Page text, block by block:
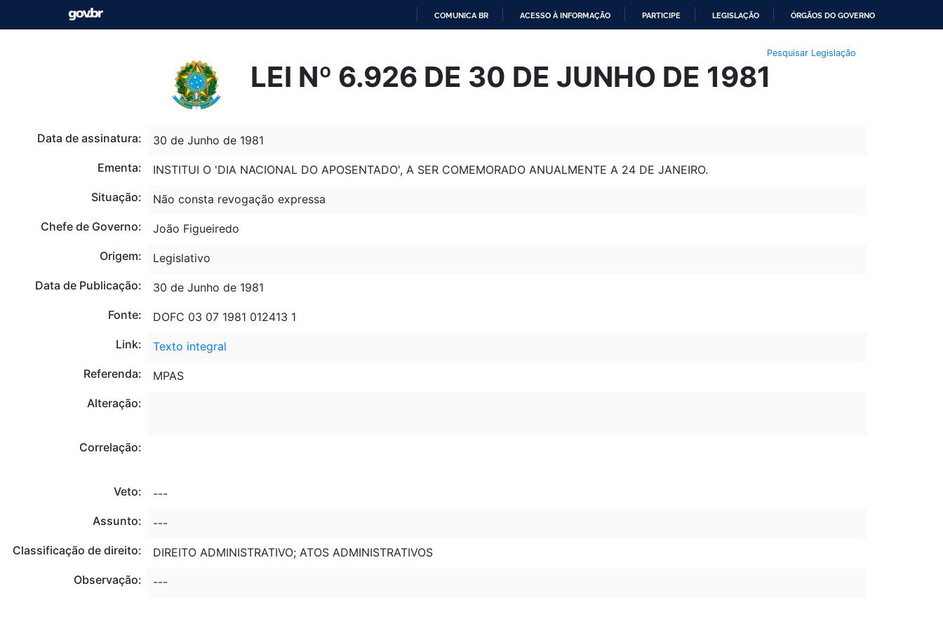
O
CONTEÚDO
COMUNICA BR ACESSO À INFORMAÇÃO PARTICIPE LEGISLAÇÃO ÓRGÃOS DO GOVERNO
Pesquisar Legislação
LEI Nº 6.926 DE 30 DE JUNHO DE 1981
Data de assinatura:
30 de Junho de 1981
Ementa:
INSTITUI O 'DIA NACIONAL DO APOSENTADO', A SER COMEMORADO ANUALMENTE A 24 DE JANEIRO.
Situação:
Não consta revogação expressa
Chefe de Governo:
João Figueiredo
Origem:
Legislativo
Data de Publicação:
30 de Junho de 1981
Fonte:
DOFC 03 07 1981 012413 1
Link:
Texto integral
Referenda:
MPAS
Alteração:
Correlação:
Veto:
---
Assunto:
---
Classificação de direito:
DIREITO ADMINISTRATIVO; ATOS ADMINISTRATIVOS
Observação:
---